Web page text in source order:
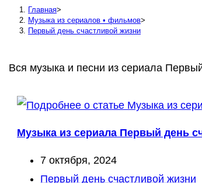
Главная>
Музыка из сериалов • фильмов>
Первый день счастливой жизни
Вся музыка и песни из сериала
Музыка из сериала Первый день
Запись
опубликована:
7 октября, 2024
Рубрика
Первый день счастливой жизни